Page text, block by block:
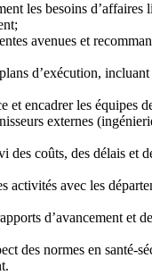
les besoins d’affaires
avenues et
d’exécution, incluant
et encadrer les équipes
externes
des coûts, des délais et
activités avec les
d’avancement et
des normes en santé-